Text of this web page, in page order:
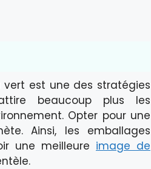
est une des stratégies
beaucoup plus les
Opter pour une
Ainsi, les emballages
une meilleure image de